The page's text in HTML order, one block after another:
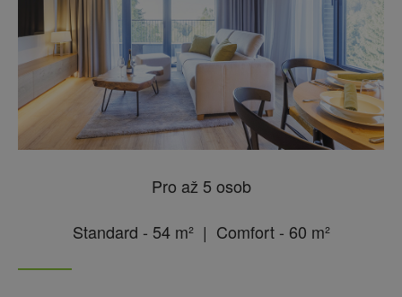
Pro až 5 osob
Standard - 54 m² | Comfort - 60 m²